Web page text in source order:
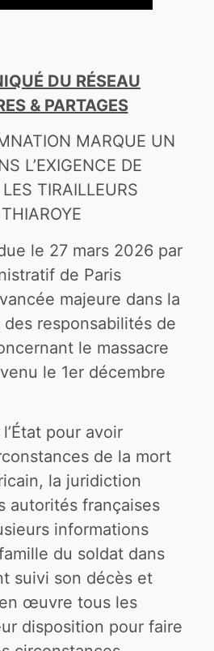
DU RÉSEAU
& PARTAGES
MARQUE UN
L’EXIGENCE DE
TIRAILLEURS
le 27 mars 2026 par
de Paris
majeure dans la
responsabilités de
le massacre
le 1er décembre
pour avoir
de la mort
la juridiction
autorités françaises
informations
du soldat dans
suivi son décès et
en œuvre tous les
disposition pour faire